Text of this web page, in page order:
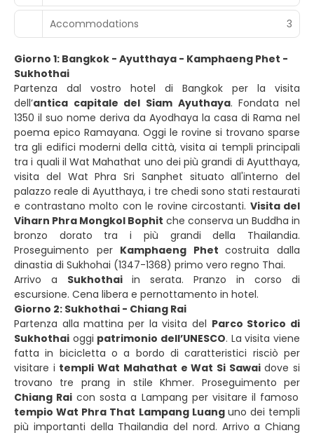
Accommodations 3
Giorno 1: Bangkok - Ayutthaya - Kamphaeng Phet -
Sukhothai
Partenza dal vostro hotel di Bangkok per la visita
dell’antica capitale del Siam Ayuthaya. Fondata nel
1350 il suo nome deriva da Ayodhaya la casa di Rama nel
poema epico Ramayana. Oggi le rovine si trovano sparse
tra gli edifici moderni della città, visita ai templi principali
tra i quali il Wat Mahathat uno dei più grandi di Ayutthaya,
visita del Wat Phra Sri Sanphet situato all'interno del
palazzo reale di Ayutthaya, i tre chedi sono stati restaurati
e contrastano molto con le rovine circostanti. Visita del
Viharn Phra Mongkol Bophit che conserva un Buddha in
bronzo dorato tra i più grandi della Thailandia.
Proseguimento per Kamphaeng Phetcostruita dalla
dinastia di Sukhohai (1347-1368) primo vero regno Thai.
Arrivo a Sukhothai in serata. Pranzo in corso di
escursione. Cena libera e pernottamento in hotel.
Giorno 2: Sukhothai - Chiang Rai
Partenza alla mattina per la visita del Parco Storico di
Sukhothai oggi patrimonio dell’UNESCO. La visita viene
fatta in bicicletta o a bordo di caratteristici risciò per
visitare i templi Wat Mahathat e Wat Si Sawaidove si
trovano tre prang in stile Khmer. Proseguimento per
Chiang Rai con sosta a Lampang per visitare il famoso
tempio Wat Phra That Lampang Luang uno dei templi
più importanti della Thailandia del nord. Arrivo a Chiang